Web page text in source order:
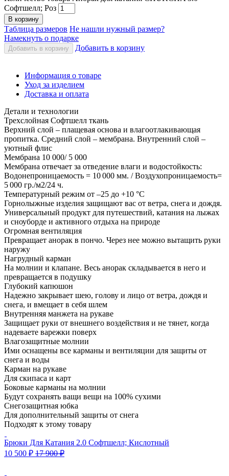
Софтшелл; Роз
В корзину
Таблица размеров Не нашли нужный размер?
Намекнуть о подарке
Добавить в корзину Добавить в корзину
Информация о товаре
Уход за изделием
Доставка и оплата
Детали и технологии
Трехслойная Софтшелл ткань
Верхний слой – плащевая основа и влагоотлакивающая
пропитка. Средний слой – мембрана. Внутренний слой –
уютный флис
Мембрана 10 000/ 5 000
Мембрана отвечает за отведение влаги и водостойкость:
Водонепроницаемость = 10 000 мм. / Воздухопроницаемость=
5 000 гр./м2/24 ч.
Температурный режим от –25 до +10 °C
Горнолыжные изделия защищают вас от ветра, снега и дождя.
Универсальный продукт для путешествий, катания на лыжах
и сноуборде и активного отдыха на природе
Огромная вентиляция
Превращает анорак в пончо. Через нее можно вытащить руки
наружу
Нагрудный карман
На молнии и клапане. Весь анорак складывается в него и
превращается в подушку
Глубокий капюшон
Надежно закрывает шею, голову и лицо от ветра, дождя и
снега, и вмещает в себя шлем
Внутренняя манжета на рукаве
Защищает руки от внешнего воздействия и не тянет, когда
надеваете варежки поверх
Влагозащитные молнии
Ими оснащены все карманы и вентиляции для защиты от
снега и воды
Карман на рукаве
Для скипаса и карт
Боковые карманы на молнии
Будут сохранять ващи вещи на 100% сухими
Снегозащитная юбка
Для дополнительный защиты от снега
Подходят к этому товару
Брюки Для Катания 2.0 Софтшелл; Кислотный
10 500 ₽ 17 900₽